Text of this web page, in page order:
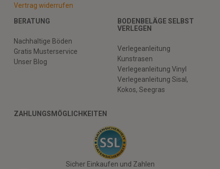
Vertrag widerrufen
BERATUNG
Nachhaltige Böden
Gratis Musterservice
Unser Blog
BODENBELÄGE SELBST
VERLEGEN
Verlegeanleitung
Kunstrasen
Verlegeanleitung Vinyl
Verlegeanleitung Sisal,
Kokos, Seegras
ZAHLUNGSMÖGLICHKEITEN
Sicher Einkaufen und Zahlen